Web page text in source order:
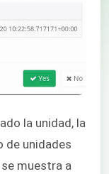
la unidad, la
de unidades
muestra a